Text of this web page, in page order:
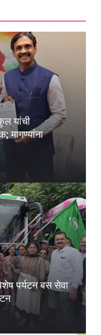
यांची
मागण्यांना
पर्यटन बस सेवा